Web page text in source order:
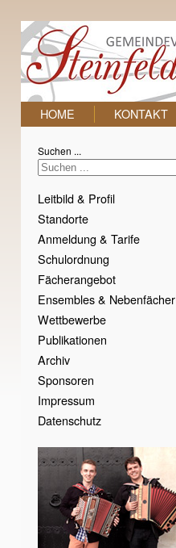
HOME KONTAKT
Suchen ...
Leitbild & Profil
Standorte
Anmeldung & Tarife
Schulordnung
Fächerangebot
Ensembles & Nebenfächer
Wettbewerbe
Publikationen
Archiv
Sponsoren
Impressum
Datenschutz